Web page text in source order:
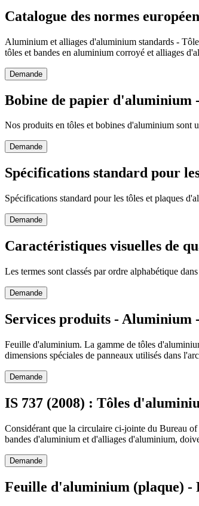
Catalogue des normes
Aluminium et alliages d'aluminium standards -
tôles et bandes en aluminium corroyé et alliages
Demande
Bobine de papier d'aluminium
Nos produits en tôles et bobines d'aluminium sont
Demande
Spécifications standard pour
Spécifications standard pour les tôles et plaques
Demande
Caractéristiques visuelles de
Les termes sont classés par ordre alphabétique
Demande
Services produits - Aluminium
Feuille d'aluminium. La gamme de tôles
dimensions spéciales de panneaux utilisés dans
Demande
IS 737 (2008) : Tôles
Considérant que la circulaire ci-jointe du Bureau
bandes d'aluminium et d'alliages d'aluminium,
Demande
Feuille d'aluminium (plaque) -